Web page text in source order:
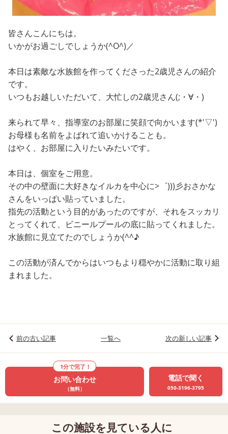
皆さんこんにちは。
いかがお過ごしでしょうか(^O^)／
本日は素敵な水族館を作ってくださった2歳児さんの紹介
です。
いつもお越しいただいて、大忙しの2歳児さん(;・∀・)
来られて早々、指導室のお部屋に笑顔で向かいます(*'▽')
お母様も名前をよばれて追いかけることも。
はやく、お部屋に入りたいみたいです。
本日は、個室をご用意。
その中の壁面に大好きなイルカを中心に>゜)))彡おさかな
さんをいっぱい貼っていました。
指先の活動という目的があったのですが、それをスッカリ
とってくれて、ビニールプールの底に貼ってくれました。
水族館に見立てたのでしょうか(^^♪
この活動が済んでからはいつもより穏やかに活動に取り組
まれました。
前の古い記事 一覧へ 次の新しい記事
1分で完了！
お問い合わせ
（無料）
電話で聞く
050-3196-3795
この施設を見ている人に